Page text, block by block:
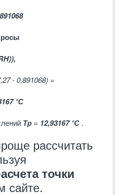
росы
- 0,891068) =
°С
Тр = 12,93167 °С .
рассчитать
точки
сайте.